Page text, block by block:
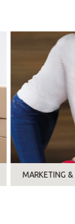
MARKETING